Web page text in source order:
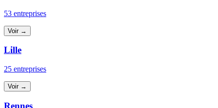
53 entreprises
Voir →
Lille
25 entreprises
Voir →
Rennes